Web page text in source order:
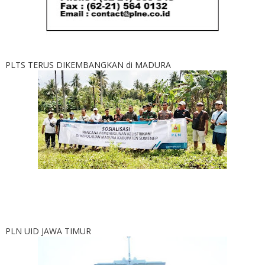
PLTS TERUS DIKEMBANGKAN di MADURA
PLN UID JAWA TIMUR